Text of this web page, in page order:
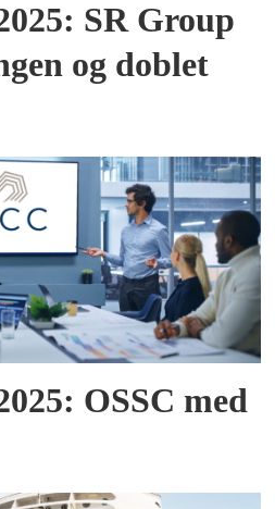
SR Group
og doblet
OSSC med